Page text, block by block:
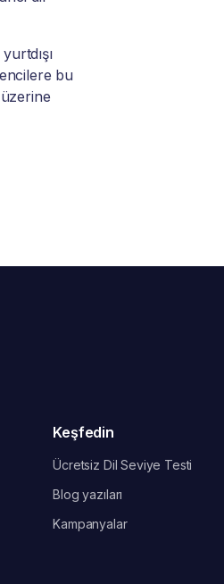
bu
Keşfedin
Ücretsiz Dil Seviye Testi
Blog yazıları
Kampanyalar